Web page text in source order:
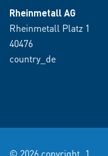
Rheinmetall AG
Rheinmetall Platz 1
40476
country_de
© 2026 copyright_1